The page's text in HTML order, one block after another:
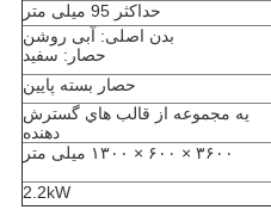
حداکثر 95 میلی متر
بدن اصلی: آبی روشن
حصار: سفيد
حصار بسته پایین
يه مجموعه از قالب هاي گسترش
دهنده
۳۶۰۰ × ۶۰۰ × ۱۳۰۰ میلی متر
2.2kW